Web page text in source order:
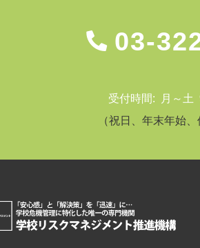
03-
受付時間: 月～土
（祝日、年末年始、